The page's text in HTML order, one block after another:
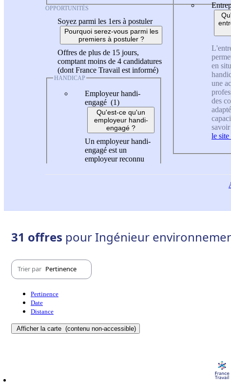
OPPORTUNITÉS
Soyez parmi les 1ers à postuler
Pourquoi serez-vous parmi les
premiers à postuler ?
Offres de plus de 15 jours,
comptant moins de 4 candidatures
(dont France Travail est informé)
HANDICAP
Employeur handi-
engagé (1)
Qu'est-ce qu'un
employeur handi-
engagé ?
Un employeur handi-
engagé est un
employeur reconnu
en
une
des
le
31 offres pour Ingénieur
Trier par Pertinence
Pertinence
Date
Distance
Afficher la carte (contenu non-accessible)